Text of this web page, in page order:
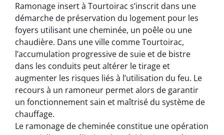
Ramonage insert à Tourtoirac s’inscrit dans une
démarche de préservation du logement pour les
foyers utilisant une cheminée, un poêle ou une
chaudière. Dans une ville comme Tourtoirac,
l’accumulation progressive de suie et de bistre
dans les conduits peut altérer le tirage et
augmenter les risques liés à l’utilisation du feu. Le
recours à un ramoneur permet alors de garantir
un fonctionnement sain et maîtrisé du système de
chauffage.
Le ramonage de cheminée constitue une opération